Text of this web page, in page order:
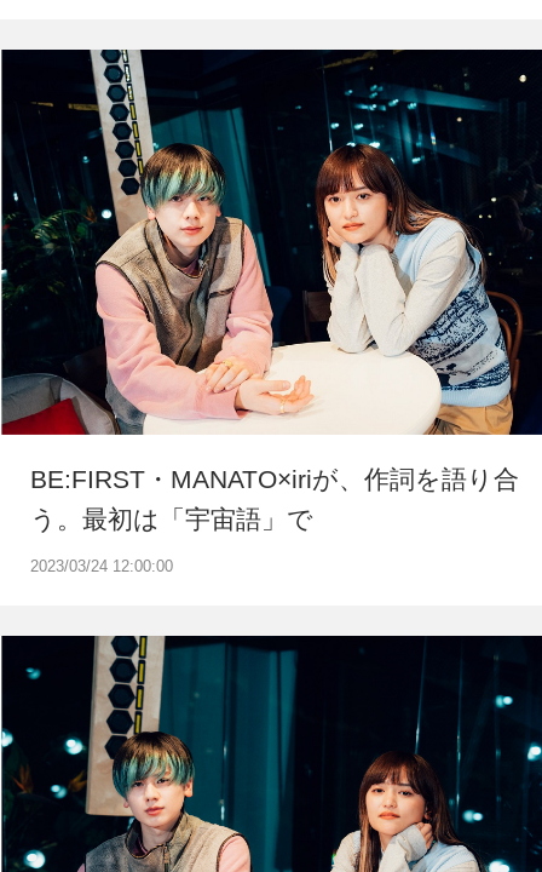
2023/03/24 12:00:00
BE:FIRST・MANATO×iriが、作詞を語り合
う。最初は「宇宙語」で